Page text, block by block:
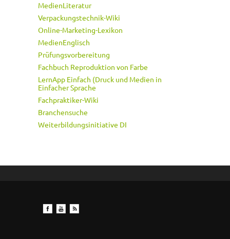
MedienLiteratur
Verpackungstechnik-Wiki
Online-Marketing-Lexikon
MedienEnglisch
Prüfungsvorbereitung
Fachbuch Reproduktion von Farbe
LernApp Einfach (Druck und Medien in
Einfacher Sprache
Fachpraktiker-Wiki
Branchensuche
Weiterbildungsinitiative DI